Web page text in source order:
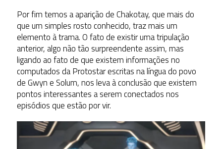
Por fim temos a aparição de Chakotay, que mais do
que um simples rosto conhecido, traz mais um
elemento à trama. O fato de existir uma tripulação
anterior, algo não tão surpreendente assim, mas
ligando ao fato de que existem informações no
computados da Protostar escritas na língua do povo
de Gwyn e Solum, nos leva à conclusão que existem
pontos interessantes a serem conectados nos
episódios que estão por vir.